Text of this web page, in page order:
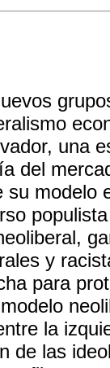
una
del
su modelo
y
para
la
de las